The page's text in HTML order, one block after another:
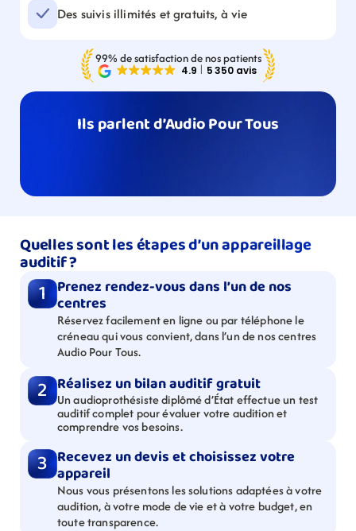
Des suivis illimités et gratuits, à vie
99% de satisfaction de nos patients
Ils parlent d’Audio Pour Tous
Quelles sont les étapes d’un appareillage
auditif ?
1 Prenez rendez-vous dans l’un de nos
centres
Réservez facilement en ligne ou par téléphone le
créneau qui vous convient, dans l’un de nos centres
Audio Pour Tous.
2 Réalisez un bilan auditif gratuit
Un audioprothésiste diplômé d’État effectue un test
auditif complet pour évaluer votre audition et
comprendre vos besoins.
3 Recevez un devis et choisissez votre
appareil
Nous vous présentons les solutions adaptées à votre
audition, à votre mode de vie et à votre budget, en
toute transparence.